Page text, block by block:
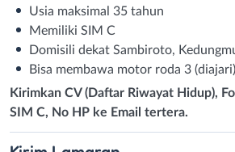
Usia maksimal 35 tahun
Memiliki SIM C
Domisili dekat Sambiroto,
Bisa membawa motor roda 3 (diajari)
Kirimkan CV (Daftar Riwayat Hidup),
SIM C, No HP ke Email tertera.